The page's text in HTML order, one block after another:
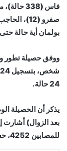
بولمان أية حالة
24 حالة.
يذكر أن الحصيلة
للمصابين 4252، حسب وزارة الصحة.